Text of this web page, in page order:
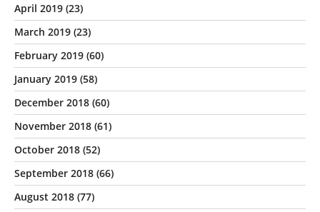
April 2019 (23)
March 2019 (23)
February 2019 (60)
January 2019 (58)
December 2018 (60)
November 2018 (61)
October 2018 (52)
September 2018 (66)
August 2018 (77)